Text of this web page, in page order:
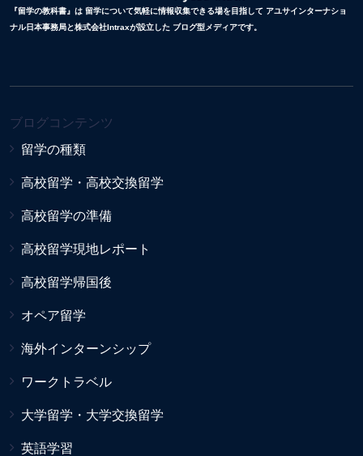
『留学の教科書』は 留学について気軽に情報収集できる場を目指して アユサインターナショ
ナル日本事務局と株式会社Intraxが設立した ブログ型メディアです。
ブログコンテンツ
留学の種類
高校留学・高校交換留学
高校留学の準備
高校留学現地レポート
高校留学帰国後
オペア留学
海外インターンシップ
ワークトラベル
大学留学・大学交換留学
英語学習